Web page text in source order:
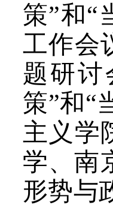
策”和“
工作会
题研讨
策”和“
主义学
学、南
形势与